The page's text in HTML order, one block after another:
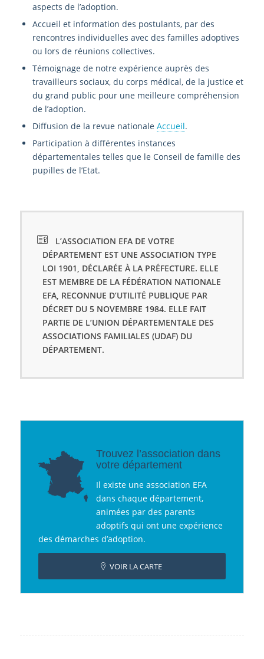
aspects de l’adoption.
Accueil et information des postulants, par des
rencontres individuelles avec des familles adoptives
ou lors de réunions collectives.
Témoignage de notre expérience auprès des
travailleurs sociaux, du corps médical, de la justice et
du grand public pour une meilleure compréhension
de l’adoption.
Diffusion de la revue nationale Accueil.
Participation à différentes instances
départementales telles que le Conseil de famille des
pupilles de l’Etat.
L’ASSOCIATION EFA DE VOTRE
DÉPARTEMENT EST UNE ASSOCIATION TYPE
LOI 1901, DÉCLARÉE À LA PRÉFECTURE. ELLE
EST MEMBRE DE LA FÉDÉRATION NATIONALE
EFA, RECONNUE D’UTILITÉ PUBLIQUE PAR
DÉCRET DU 5 NOVEMBRE 1984. ELLE FAIT
PARTIE DE L’UNION DÉPARTEMENTALE DES
ASSOCIATIONS FAMILIALES (UDAF) DU
DÉPARTEMENT.
Trouvez l’association dans
votre département
Il existe une association EFA
dans chaque département,
animées par des parents
adoptifs qui ont une expérience
des démarches d’adoption.
VOIR LA CARTE